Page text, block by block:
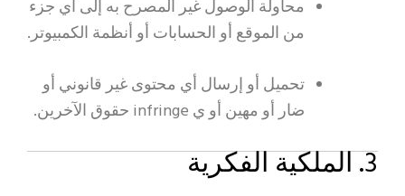
محاولة الوصول غير المصرح به إلى أي جزء
من الموقع أو الحسابات أو أنظمة الكمبيوتر.
تحميل أو إرسال أي محتوى غير قانوني أو
ضار أو مهين أو ي infringe حقوق الآخرين.
3. الملكية الفكرية